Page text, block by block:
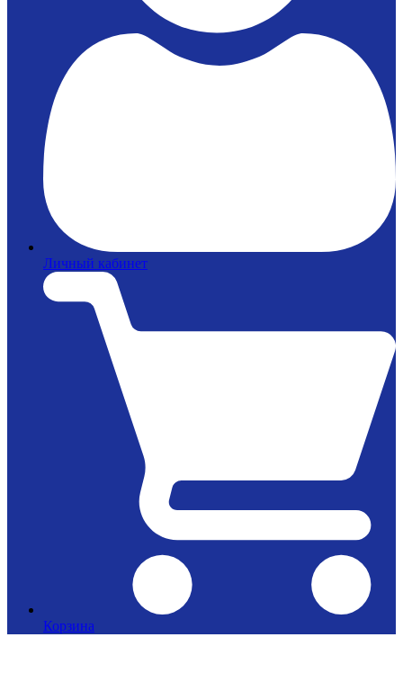
Личный кабинет
Корзина